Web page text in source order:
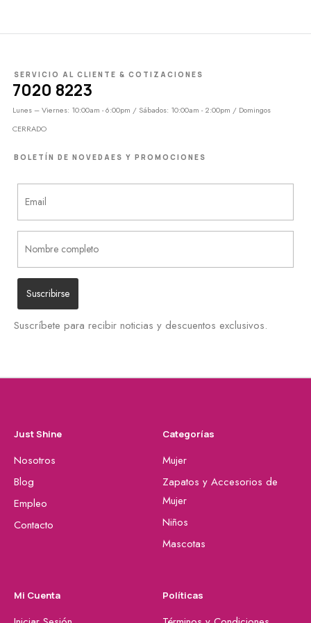
SERVICIO AL CLIENTE & COTIZACIONES
7020 8223
Lunes – Viernes: 10:00am - 6:00pm / Sábados: 10:00am - 2:00pm / Domingos
CERRADO
BOLETÍN DE NOVEDAES Y PROMOCIONES
Suscríbete para recibir noticias y descuentos exclusivos.
Just Shine
Nosotros
Blog
Empleo
Contacto
Categorías
Mujer
Zapatos y Accesorios de
Mujer
Niños
Mascotas
Mi Cuenta Políticas